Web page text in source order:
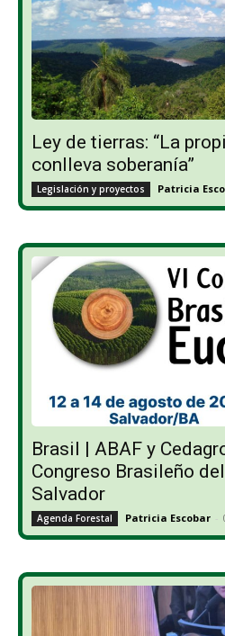
Ley de tierras: “La
conlleva soberanía”
Legislación y proyectos Patricia
Brasil | ABAF y
Congreso Brasileño
Salvador
Agenda Forestal Patricia Escobar -